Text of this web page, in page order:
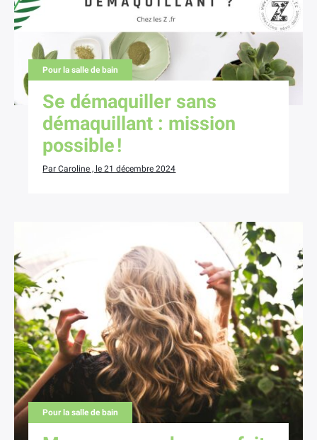
Pour la salle de bain
Se démaquiller sans
démaquillant : mission
possible !
Par Caroline , le 21 décembre 2024
Pour la salle de bain